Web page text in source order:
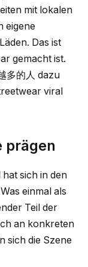
mit lokalen
eigene
Das ist
gemacht ist.
多的人 dazu
viral
prägen
sich in den
einmal als
Teil der
an konkreten
sich die Szene